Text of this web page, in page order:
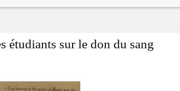
étudiants sur le don du sang